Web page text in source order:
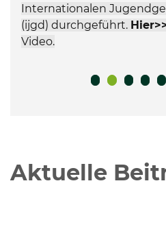
Internationalen
(ijgd) durchgeführt.
Video.
Aktuelle